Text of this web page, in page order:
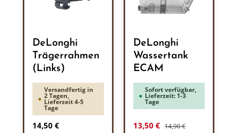
DeLonghi
Trägerrahmen
(Links)
Versandfertig in
2 Tagen,
Lieferzeit 4-5
Tage
Regulärer Preis:
14,50 €
DeLonghi
Wassertank
ECAM
Sofort verfügbar,
Lieferzeit: 1-3
Tage
Verkaufspreis:
13,50 € Regulärer Preis:
14,90 €